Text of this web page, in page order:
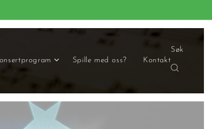
Spille med oss? Kontakt
Søk